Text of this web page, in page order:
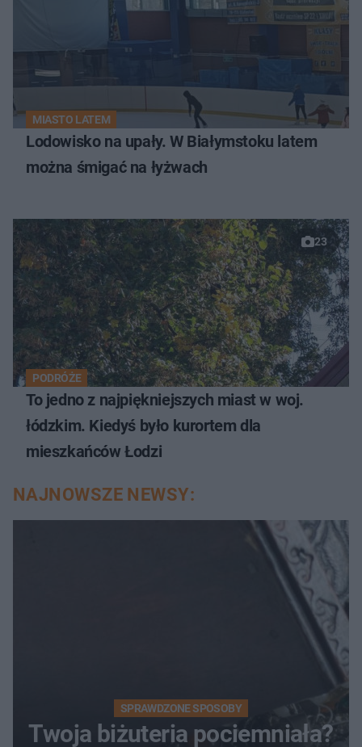
MIASTO LATEM
Lodowisko na upały. W Białymstoku latem
można śmigać na łyżwach
23
PODRÓŻE
To jedno z najpiękniejszych miast w woj.
łódzkim. Kiedyś było kurortem dla
mieszkańców Łodzi
NAJNOWSZE NEWSY:
SPRAWDZONE SPOSOBY
Twoja biżuteria pociemniała?